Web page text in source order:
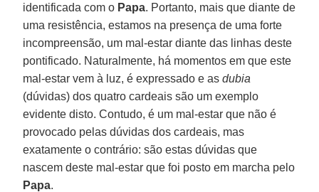
identificada com o Papa. Portanto, mais que diante de
uma resistência, estamos na presença de uma forte
incompreensão, um mal-estar diante das linhas deste
pontificado. Naturalmente, há momentos em que este
mal-estar vem à luz, é expressado e asdubia
(dúvidas) dos quatro cardeais são um exemplo
evidente disto. Contudo, é um mal-estar que não é
provocado pelas dúvidas dos cardeais, mas
exatamente o contrário: são estas dúvidas que
nascem deste mal-estar que foi posto em marcha pelo
Papa.